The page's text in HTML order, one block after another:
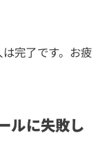
完了です。お疲
ルに失敗し